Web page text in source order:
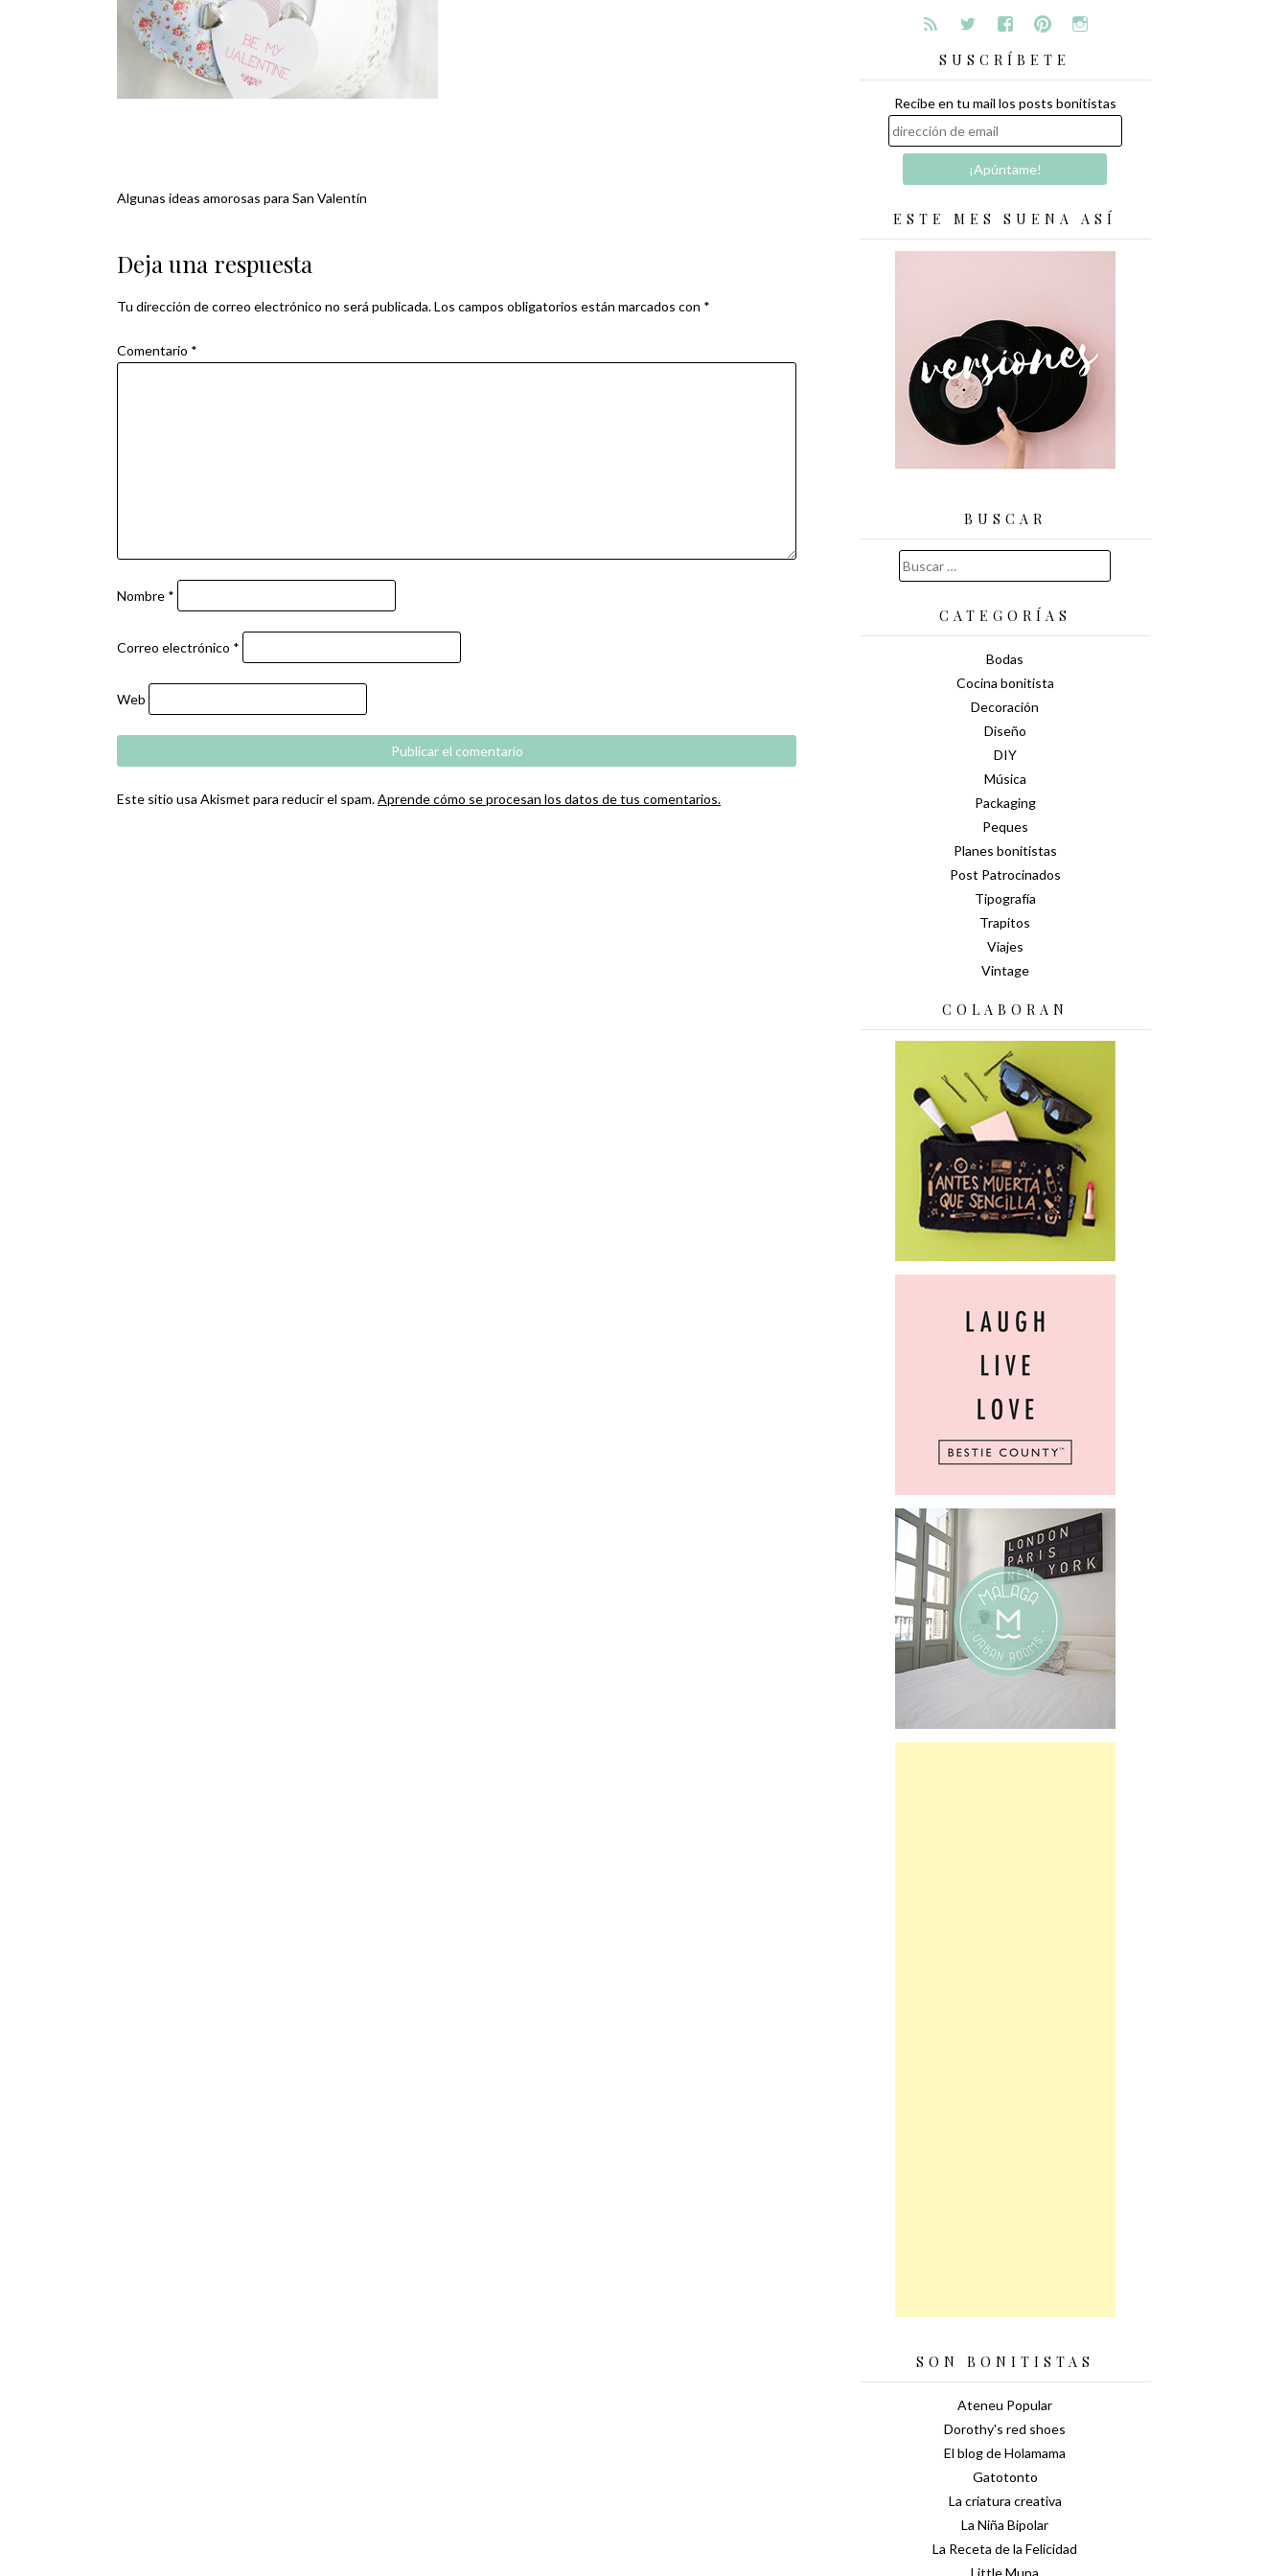
Navegación
de
entradas
Algunas ideas amorosas para San Valentín
Deja una respuesta
Tu dirección de correo electrónico no será publicada.Los campos obligatorios están marcados con *
Comentario *
Nombre *
Correo electrónico *
Web
Este sitio usa Akismet para reducir el spam.Aprende cómo se procesan los datos de tus comentarios.
SUSCRÍBETE
Recibe en tu mail los posts bonitistas
ESTE MES SUENA ASÍ
BUSCAR
Buscar:
CATEGORÍAS
Bodas
Cocina bonitista
Decoración
Diseño
DIY
Música
Packaging
Peques
Planes bonitistas
Post Patrocinados
Tipografía
Trapitos
Viajes
Vintage
COLABORAN
SON BONITISTAS
Ateneu Popular
Dorothy's red shoes
El blog de Holamama
Gatotonto
La criatura creativa
La Niña Bipolar
La Receta de la Felicidad